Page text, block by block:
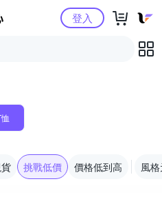
Yahoo購物中心登入
挑戰低價 價格低到高 風